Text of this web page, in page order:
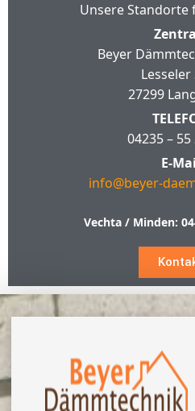
Unsere Standorte
Beyer
Lesseler
27299
04235 – 55
E-
info@beyer-
Vechta / Minden: